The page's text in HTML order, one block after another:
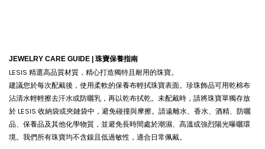
JEWELRY CARE GUIDE | 珠寶保養指南
LESIS 精選高品質材質，精心打造獨特且耐用的珠寶。
建議您於每次配戴後，使用柔軟的保養布輕拭珠寶表面。珍珠飾品可用乾棉布
沾清水輕輕擦去汗水或防曬乳，再以乾布拭乾。 未配戴時，請將珠寶單獨存放
於 LESIS 收納袋或夾鏈袋中，避免碰撞與摩擦。請遠離水、香水、酒精、防曬
品、保養品及其他化學物質，並避免長時間處於潮濕、高溫或強烈陽光曝曬環
境。我們所有珠寶均不含鎳且低過敏性，適合日常佩戴。